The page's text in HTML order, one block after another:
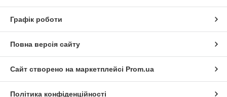
Графік роботи
Повна версія сайту
Сайт створено на маркетплейсі Prom.ua
Політика конфіденційності